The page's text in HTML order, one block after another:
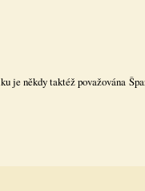
je někdy taktéž považována